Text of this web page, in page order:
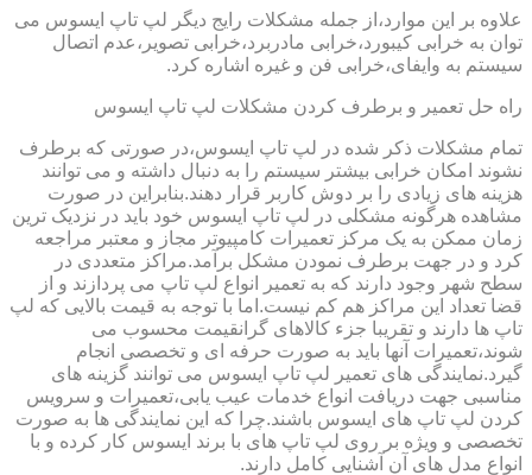
علاوه بر این موارد،از جمله مشکلات رایج دیگر لپ تاپ ایسوس می
توان به خرابی کیبورد،خرابی مادربرد،خرابی تصویر،عدم اتصال
سیستم به وایفای،خرابی فن و غیره اشاره کرد.
راه حل تعمیر و برطرف کردن مشکلات لپ تاپ ایسوس
تمام مشکلات ذکر شده در لپ تاپ ایسوس،در صورتی که برطرف
نشوند امکان خرابی بیشتر سیستم را به دنبال داشته و می توانند
هزینه های زیادی را بر دوش کاربر قرار دهند.بنابراین در صورت
مشاهده هرگونه مشکلی در لپ تاپ ایسوس خود باید در نزدیک ترین
زمان ممکن به یک مرکز تعمیرات کامپیوتر مجاز و معتبر مراجعه
کرد و در جهت برطرف نمودن مشکل برآمد.مراکز متعددی در
سطح شهر وجود دارند که به تعمیر انواع لپ تاپ می پردازند و از
قضا تعداد این مراکز هم کم نیست.اما با توجه به قیمت بالایی که لپ
تاپ ها دارند و تقریبا جزء کالاهای گرانقیمت محسوب می
شوند،تعمیرات آنها باید به صورت حرفه ای و تخصصی انجام
گیرد.نمایندگی های تعمیر لپ تاپ ایسوس می توانند گزینه های
مناسبی جهت دریافت انواع خدمات عیب یابی،تعمیرات و سرویس
کردن لپ تاپ های ایسوس باشند.چرا که این نمایندگی ها به صورت
تخصصی و ویژه بر روی لپ تاپ های با برند ایسوس کار کرده و با
انواع مدل های آن آشنایی کامل دارند.